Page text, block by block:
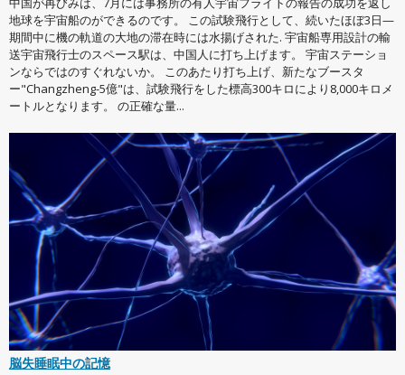
地球を宇宙船のができるのです。 この試験飛行として、続いたほぼ3日—
期間中に機の軌道の大地の滞在時には水揚げされた. 宇宙船専用設計の輸
送宇宙飛行士のスペース駅は、中国人に打ち上げます。 宇宙ステーショ
ンならではのすぐれないか。 このあたり打ち上げ、新たなブースタ
ー"Changzheng-5億"は、試験飛行をした標高300キロにより8,000キロメ
ートルとなります。 の正確な量...
脳失睡眠中の記憶